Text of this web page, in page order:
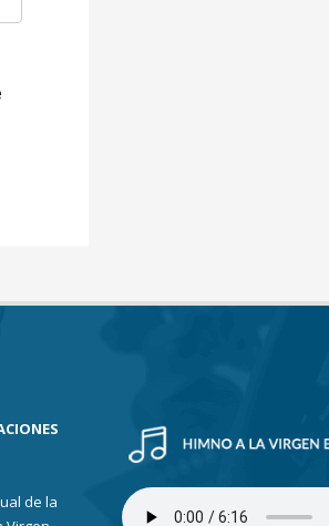
de la